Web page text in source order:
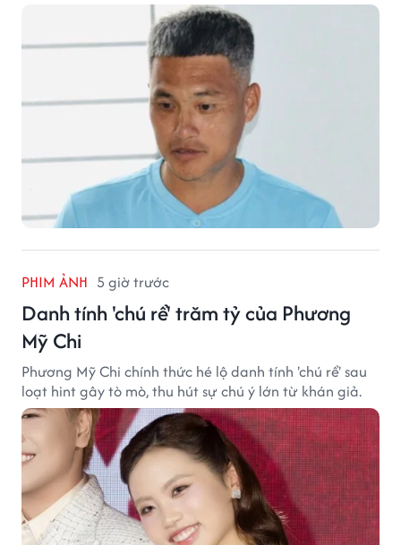
PHIM ẢNH 5 giờ trước
Danh tính 'chú rể' trăm tỷ của Phương
Mỹ Chi
Phương Mỹ Chi chính thức hé lộ danh tính 'chú rể' sau
loạt hint gây tò mò, thu hút sự chú ý lớn từ khán giả.